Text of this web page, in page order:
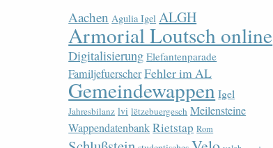
Aachen Agulia Igel ALGH
Armorial Loutsch online
Digitalisierung Elefantenparade
FamiljefuerscherFehler im AL
Gemeindewappen Igel
Jahresbilanz lvi lëtzebuergesch Meilensteine
WappendatenbankRietstap Rom